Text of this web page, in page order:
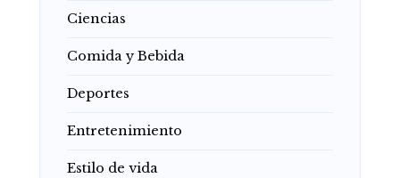
Ciencias
Comida y Bebida
Deportes
Entretenimiento
Estilo de vida